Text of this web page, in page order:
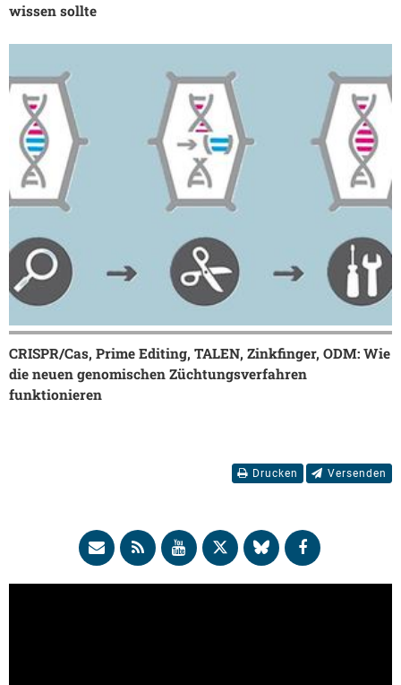
wissen sollte
CRISPR/Cas, Prime Editing, TALEN, Zinkfinger, ODM: Wie
die neuen genomischen Züchtungsverfahren
funktionieren
Drucken Versenden